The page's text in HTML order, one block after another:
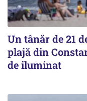
Un tânăr de 21
plajă din
de iluminat